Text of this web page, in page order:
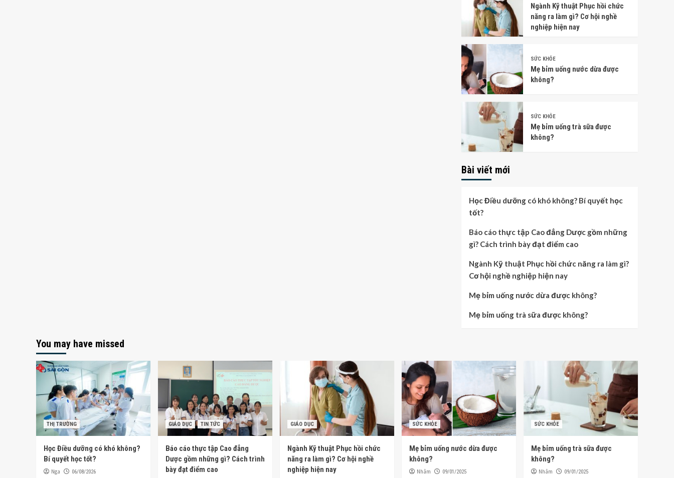
Ngành Kỹ thuật Phục hồi chức
năng ra làm gì? Cơ hội nghề
nghiệp hiện nay
SỨC KHỎE
Mẹ bỉm uống nước dừa được
không?
SỨC KHỎE
Mẹ bỉm uống trà sữa được
không?
Bài viết mới
Học Điều dưỡng có khó không? Bí quyết học
tốt?
Báo cáo thực tập Cao đẳng Dược gồm những
gì? Cách trình bày đạt điểm cao
Ngành Kỹ thuật Phục hồi chức năng ra làm gì?
Cơ hội nghề nghiệp hiện nay
Mẹ bỉm uống nước dừa được không?
Mẹ bỉm uống trà sữa được không?
You may have missed
THỊ TRƯỜNG
Học Điều dưỡng có khó không?
Bí quyết học tốt?
Nga 06/08/2026
GIÁO DỤC TIN TỨC
Báo cáo thực tập Cao đẳng
Dược gồm những gì? Cách trình
bày đạt điểm cao
GIÁO DỤC
Ngành Kỹ thuật Phục hồi chức
năng ra làm gì? Cơ hội nghề
nghiệp hiện nay
SỨC KHỎE
Mẹ bỉm uống nước dừa được
không?
Nhâm 09/01/2025
SỨC KHỎE
Mẹ bỉm uống trà sữa được
không?
Nhâm 09/01/2025